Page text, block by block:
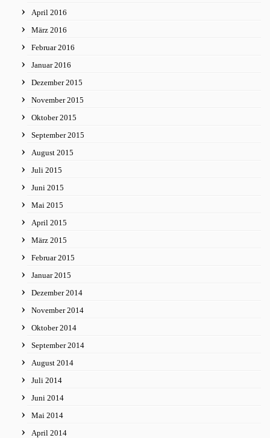
April 2016
März 2016
Februar 2016
Januar 2016
Dezember 2015
November 2015
Oktober 2015
September 2015
August 2015
Juli 2015
Juni 2015
Mai 2015
April 2015
März 2015
Februar 2015
Januar 2015
Dezember 2014
November 2014
Oktober 2014
September 2014
August 2014
Juli 2014
Juni 2014
Mai 2014
April 2014